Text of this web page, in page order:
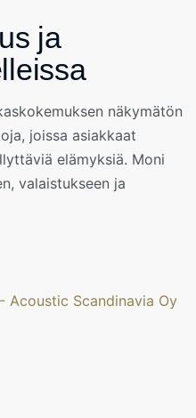
ja
näkymätön
joissa asiakkaat
elämyksiä. Moni
valaistukseen ja